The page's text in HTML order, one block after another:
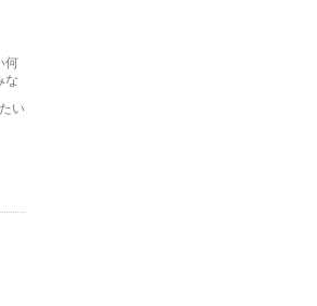
何
な
い